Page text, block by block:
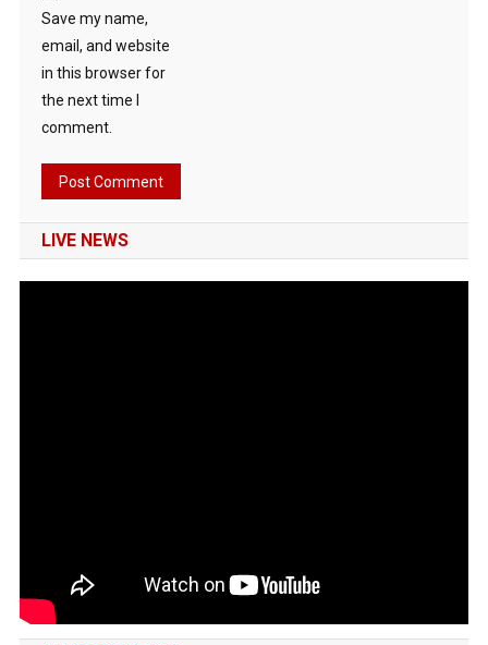
Save my name,
email, and website
in this browser for
the next time I
comment.
LIVE NEWS